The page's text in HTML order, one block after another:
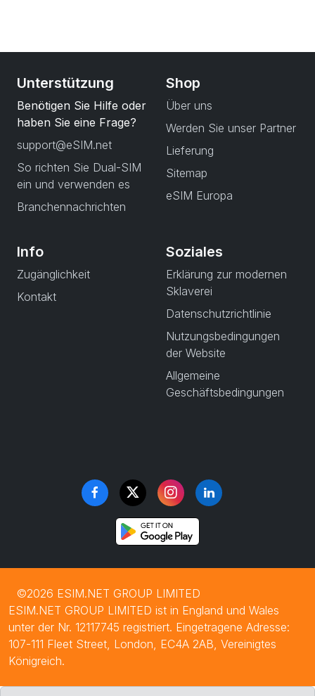
Unterstützung
Benötigen Sie Hilfe oder
haben Sie eine Frage?
support@eSIM.net
So richten Sie Dual-SIM
ein und verwenden es
Branchennachrichten
Shop
Über uns
Werden Sie unser Partner
Lieferung
Sitemap
eSIM Europa
Info
Zugänglichkeit
Kontakt
Soziales
Erklärung zur modernen
Sklaverei
Datenschutzrichtlinie
Nutzungsbedingungen
der Website
Allgemeine
Geschäftsbedingungen
©2026 ESIM.NET GROUP LIMITED
ESIM.NET GROUP LIMITED ist in England und Wales
unter der Nr. 12117745 registriert. Eingetragene Adresse:
107-111 Fleet Street, London, EC4A 2AB, Vereinigtes
Königreich.